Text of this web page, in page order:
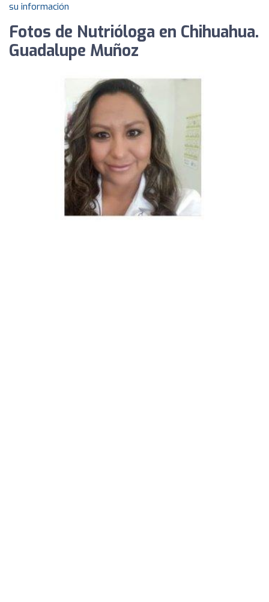
su información
Fotos de Nutrióloga en Chihuahua.
Guadalupe Muñoz